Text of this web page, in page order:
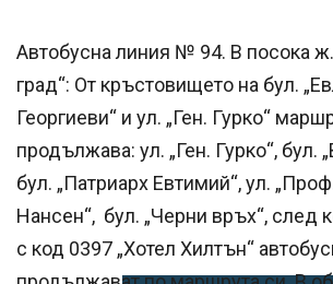
Автобусна линия № 94. В посока
град“: От кръстовището на бул.
Георгиеви“ и ул. „Ген. Гурко“
продължава: ул. „Ген. Гурко“, бул.
бул. „Патриарх Евтимий“, ул.
Нансен“, бул. „Черни връх“, след
с код 0397 „Хотел Хилтън“